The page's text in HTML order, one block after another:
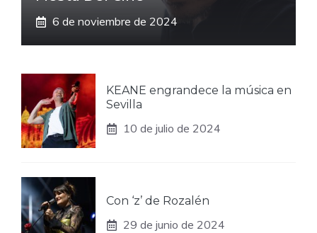
6 de noviembre de 2024
KEANE engrandece la música en
Sevilla
10 de julio de 2024
Con ‘z’ de Rozalén
29 de junio de 2024